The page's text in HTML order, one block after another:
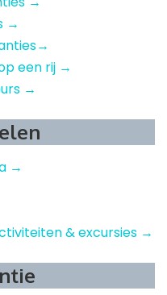
→
een rij →
→
→
& excursies →